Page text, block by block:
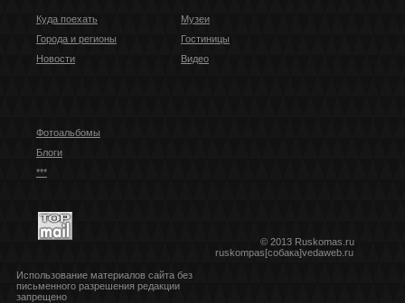
Куда поехать
Города и регионы
Новости
Музеи
Гостиницы
Видео
Фотоальбомы
Блоги
***
© 2013 Ruskomas.ru
ruskompas[собака]vedaweb.ru
Использование материалов сайта без
письменного разрешения редакции
запрещено